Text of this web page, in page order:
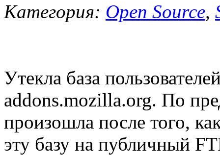
Категория: Open Source,
Утекла база
addons.mozilla.org. По
произошла после того,
эту базу на публичный